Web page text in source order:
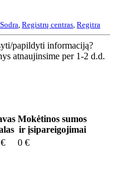
Sodra Registrų centras Regitra
papildyti informaciją?
atnaujinsime per 1-2 d.d.
Mokėtinos sumos
ir įsipareigojimai
0 €